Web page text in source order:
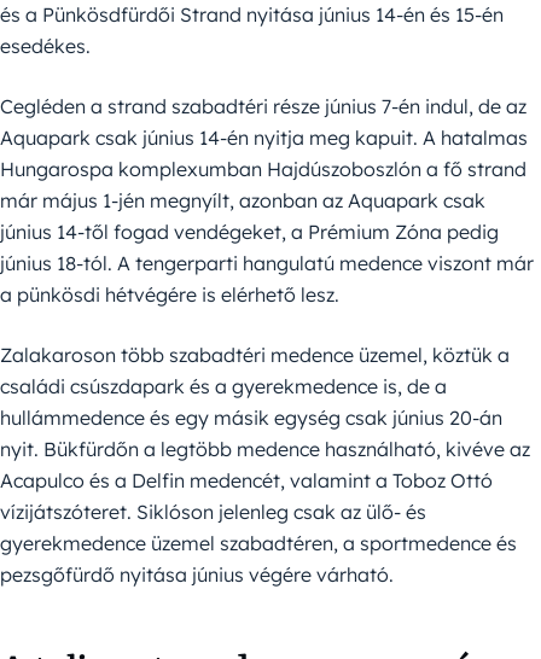
és a Pünkösdfürdői Strand nyitása június 14-én és 15-én
esedékes.
Cegléden a strand szabadtéri része június 7-én indul, de az
Aquapark csak június 14-én nyitja meg kapuit. A hatalmas
Hungarospa komplexumban Hajdúszoboszlón a fő strand
már május 1-jén megnyílt, azonban az Aquapark csak
június 14-től fogad vendégeket, a Prémium Zóna pedig
június 18-tól. A tengerparti hangulatú medence viszont már
a pünkösdi hétvégére is elérhető lesz.
Zalakaroson több szabadtéri medence üzemel, köztük a
családi csúszdapark és a gyerekmedence is, de a
hullámmedence és egy másik egység csak június 20-án
nyit. Bükfürdőn a legtöbb medence használható, kivéve az
Acapulco és a Delfin medencét, valamint a Toboz Ottó
vízijátszóteret. Siklóson jelenleg csak az ülő- és
gyerekmedence üzemel szabadtéren, a sportmedence és
pezsgőfürdő nyitása június végére várható.